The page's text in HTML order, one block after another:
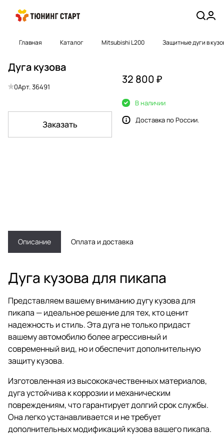
Главная Каталог Mitsubishi L200 Защитные дуги в
Дуга кузова
0Арт.36491
Заказать
32 800 ₽
В наличии
Доставка по России.
Описание Оплата и доставка
Дуга кузова для пикапа
Представляем вашему вниманию дугу кузова для
пикапа — идеальное решение для тех, кто ценит
надежность и стиль. Эта дуга не только придаст
вашему автомобилю более агрессивный и
современный вид, но и обеспечит дополнительную
защиту кузова.
Изготовленная из высококачественных материалов,
дуга устойчива к коррозии и механическим
повреждениям, что гарантирует долгий срок службы.
Она легко устанавливается и не требует
дополнительных модификаций кузова вашего пикапа.